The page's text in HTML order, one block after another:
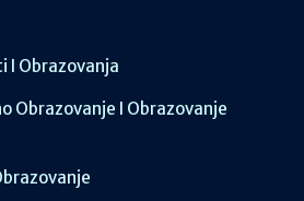
I Obrazovanja
Obrazovanje I Obrazovanje